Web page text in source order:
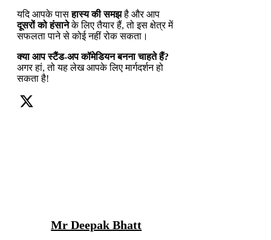
यदि आपके पासहास्य की समझहै और आप
दूसरों को हंसानेके लिए तैयार हैं, तो इस क्षेत्र में
सफलता पाने से कोई नहीं रोक सकता।
क्या आप स्टैंड-अप कॉमेडियन बनना चाहते हैं?
अगर हां, तो यह लेख आपके लिए मार्गदर्शन हो
सकता है!
Mr Deepak Bhatt